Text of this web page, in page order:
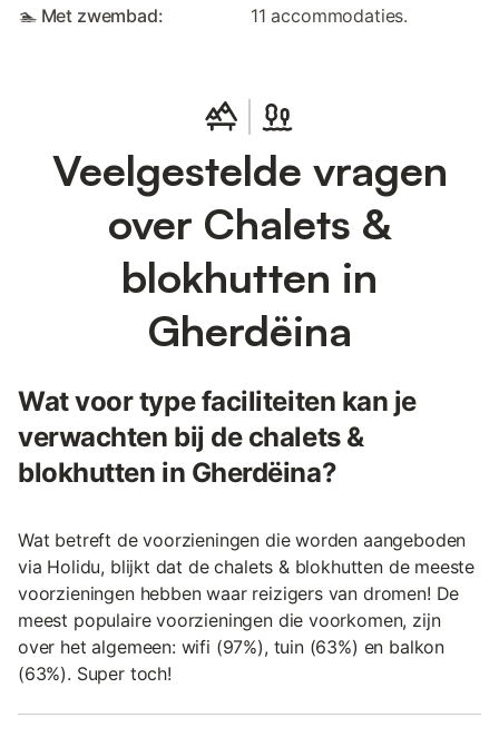
🏊 Met zwembad: 11 accommodaties.
Veelgestelde vragen
over Chalets &
blokhutten in
Gherdëina
Wat voor type faciliteiten kan je
verwachten bij de chalets &
blokhutten in Gherdëina?
Wat betreft de voorzieningen die worden aangeboden
via Holidu, blijkt dat de chalets & blokhutten de meeste
voorzieningen hebben waar reizigers van dromen! De
meest populaire voorzieningen die voorkomen, zijn
over het algemeen: wifi (97%), tuin (63%) en balkon
(63%). Super toch!